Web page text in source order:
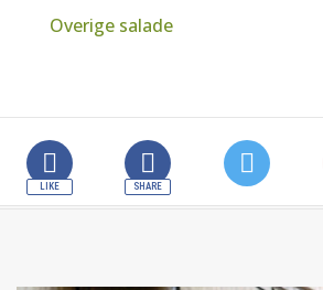
Overige salade